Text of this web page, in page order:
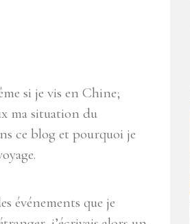
si je vis en Chine;
ma situation du
ce blog et pourquoi je
événements que je